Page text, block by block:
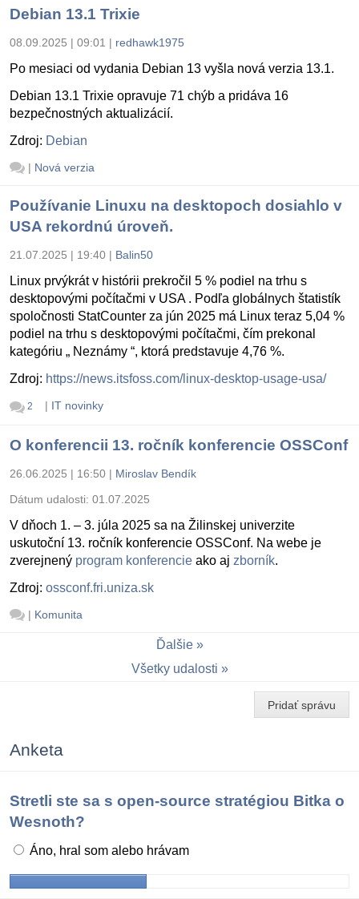
Debian 13.1 Trixie
08.09.2025 | 09:01 | redhawk1975
Po mesiaci od vydania Debian 13 vyšla nová verzia 13.1.
Debian 13.1 Trixie opravuje 71 chýb a pridáva 16
bezpečnostných aktualizácií.
Zdroj: Debian
| Nová verzia
Používanie Linuxu na desktopoch dosiahlo v
USA rekordnú úroveň.
21.07.2025 | 19:40 | Balin50
Linux prvýkrát v histórii prekročil 5 % podiel na trhu s
desktopovými počítačmi v USA . Podľa globálnych štatistík
spoločnosti StatCounter za jún 2025 má Linux teraz 5,04 %
podiel na trhu s desktopovými počítačmi, čím prekonal
kategóriu „ Neznámy “, ktorá predstavuje 4,76 %.
Zdroj: https://news.itsfoss.com/linux-desktop-usage-usa/
2 | IT novinky
O konferencii 13. ročník konferencie OSSConf
26.06.2025 | 16:50 | Miroslav Bendík
Dátum udalosti: 01.07.2025
V dňoch 1. – 3. júla 2025 sa na Žilinskej univerzite
uskutoční 13. ročník konferencie OSSConf. Na webe je
zverejnený program konferencie ako aj zborník.
Zdroj: ossconf.fri.uniza.sk
| Komunita
Ďalšie
Všetky udalosti
Pridať správu
Anketa
Stretli ste sa s open-source stratégiou Bitka o
Wesnoth?
Áno, hral som alebo hrávam